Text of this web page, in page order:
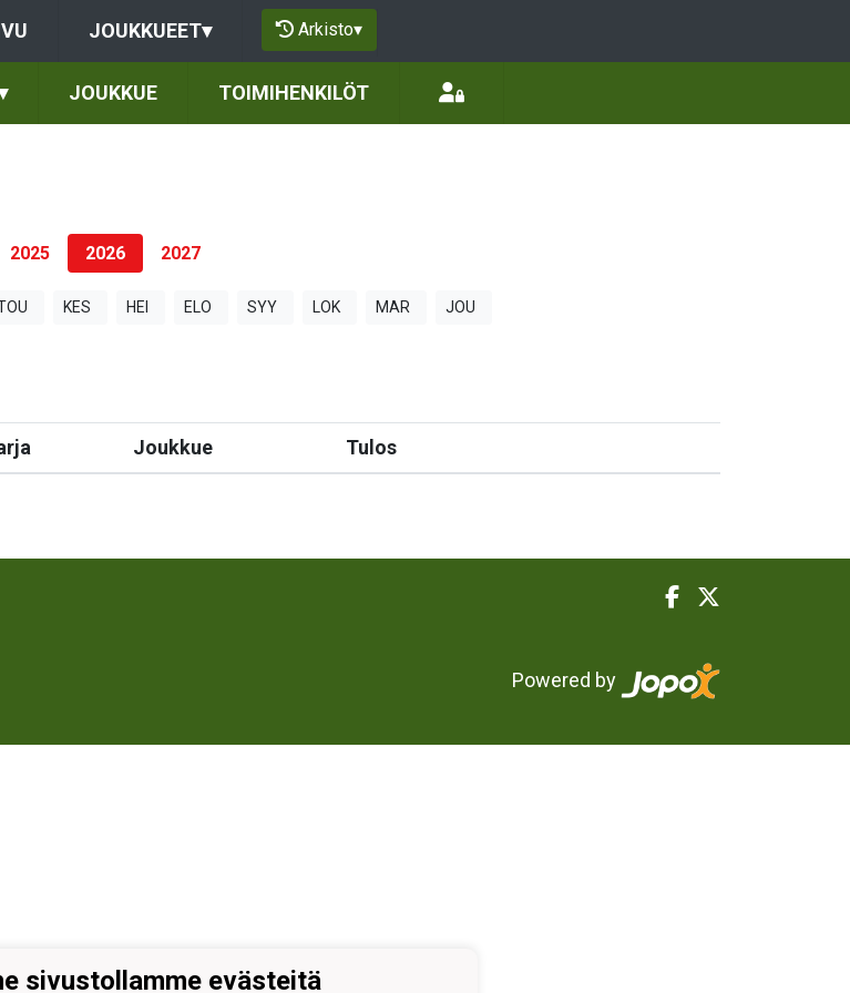
JOUKKUEET▾ Arkisto▾
JOUKKUE TOIMIHENKILÖT
2025 2026 2027
KES HEI ELO SYY LOK MAR JOU
Joukkue Tulos
Powered by
sivustollamme evästeitä